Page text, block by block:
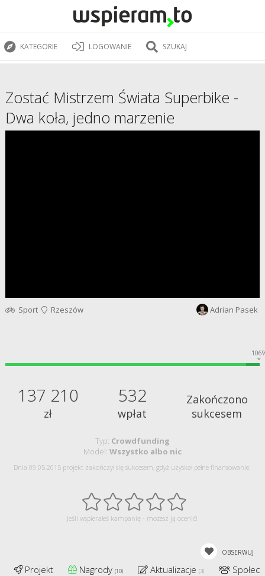
KATEGORIE LOGOWANIE SZUKAJ
Zostać Mistrzem Świata Superbike -
Dwa koła, jedno marzenie
Sport Rzeszów Adrian Pasek
137 210
zł
532
wpłat
Zakończono
sukcesem
Typ: Crowdfunding
Model: Wszystko albo nic
Dnia 09.05.2015 projekt zakończył się sukcesem, gdyż uzyskał pełne finansowanie.
Jeśli wspierałeś kampanię - możesz ją ocenić!
OBSERWUJ
Projekt Nagrody(10) Aktualizacje(3)